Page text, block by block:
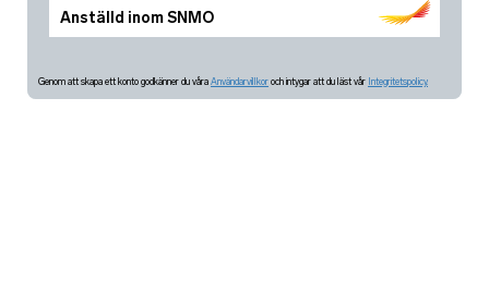
Anställd inom SNMO
Genom att skapa ett konto godkänner du våra Användarvillkor och intygar att du läst vår Integritetspolicy.